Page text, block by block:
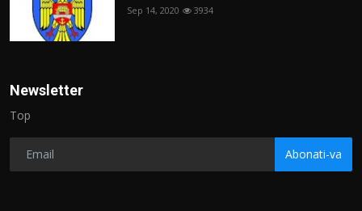
Sep 14, 2020 3934
Newsletter
Top
Abonati-va